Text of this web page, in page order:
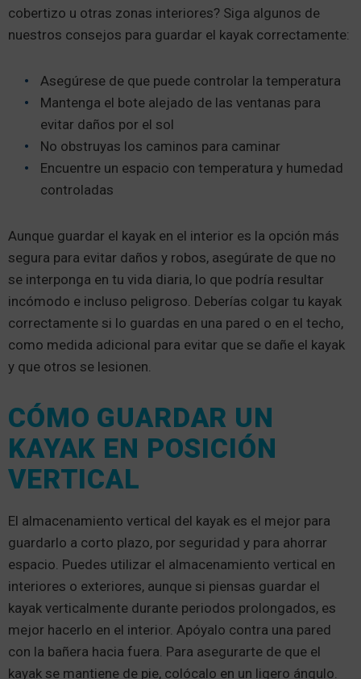
cobertizo u otras zonas interiores? Siga algunos de
nuestros consejos para guardar el kayak correctamente:
Asegúrese de que puede controlar la temperatura
Mantenga el bote alejado de las ventanas para
evitar daños por el sol
No obstruyas los caminos para caminar
Encuentre un espacio con temperatura y humedad
controladas
Aunque guardar el kayak en el interior es la opción más
segura para evitar daños y robos, asegúrate de que no
se interponga en tu vida diaria, lo que podría resultar
incómodo e incluso peligroso. Deberías colgar tu kayak
correctamente si lo guardas en una pared o en el techo,
como medida adicional para evitar que se dañe el kayak
y que otros se lesionen.
CÓMO GUARDAR UN
KAYAK EN POSICIÓN
VERTICAL
El almacenamiento vertical del kayak es el mejor para
guardarlo a corto plazo, por seguridad y para ahorrar
espacio. Puedes utilizar el almacenamiento vertical en
interiores o exteriores, aunque si piensas guardar el
kayak verticalmente durante periodos prolongados, es
mejor hacerlo en el interior. Apóyalo contra una pared
con la bañera hacia fuera. Para asegurarte de que el
kayak se mantiene de pie, colócalo en un ligero ángulo.